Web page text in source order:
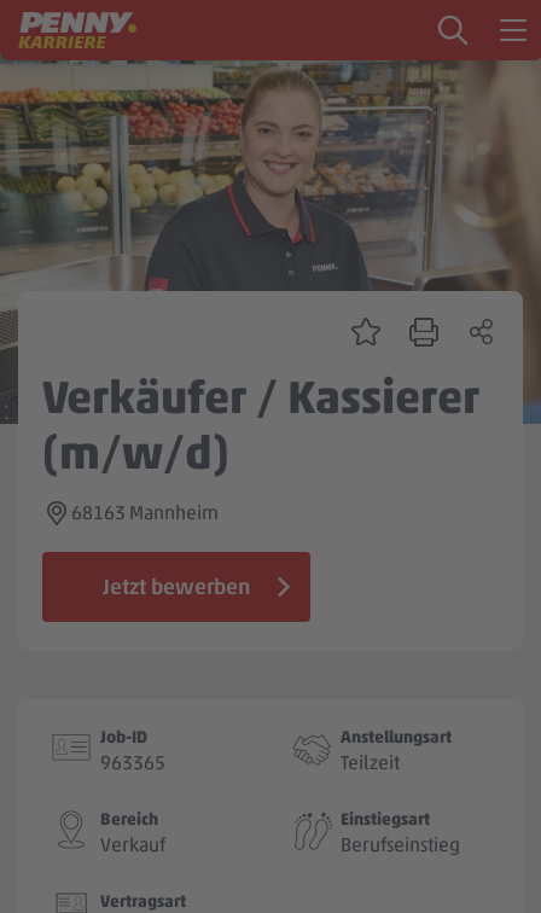
Zum Inhalt springen
Startseite
PENNY als Arbeitgeber
Ausbildung
Markt
Zentrale & Vertrieb
Mein Kandidat:innenprofil
Jobbörse
Verkäufer / Kassierer
(m/w/d)
68163 Mannheim
Jetzt bewerben
Job-ID
963365
Anstellungsart
Teilzeit
Bereich
Verkauf
Einstiegsart
Berufseinstieg
Vertragsart